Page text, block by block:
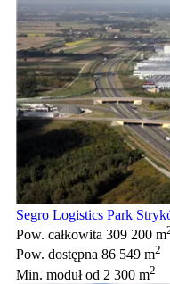
Segro Logistics Park
Pow. całkowita 309 200 m
Pow. dostępna 86 549 m2
Min. modułod 2 300 m2